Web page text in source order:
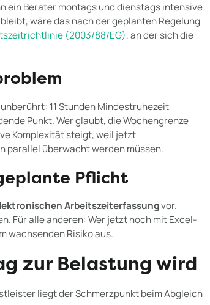
ein Berater montags und dienstags intensive
wäre das nach der geplanten Regelung
(2003/88/EG), an der sich die
11 Stunden Mindestruhezeit
Punkt. Wer glaubt, die Wochengrenze
Komplexität steigt, weil jetzt
parallel überwacht werden müssen.
Pflicht
Arbeitszeiterfassungvor.
Für alle anderen: Wer jetzt noch mit Excel-
wachsenden Risiko aus.
zur Belastung wird
liegt der Schmerzpunkt beim Abgleich